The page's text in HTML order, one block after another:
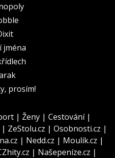
jména
prosím!
| Ženy | Cestování|
| ZeStolu.cz | Osobnosti.cz |
| Nedd.cz | Moulík.cz |
| Našepeníze.cz |